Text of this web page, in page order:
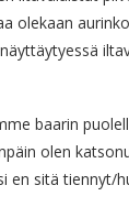
olekaan
baarin
olen
sitä tiennyt/